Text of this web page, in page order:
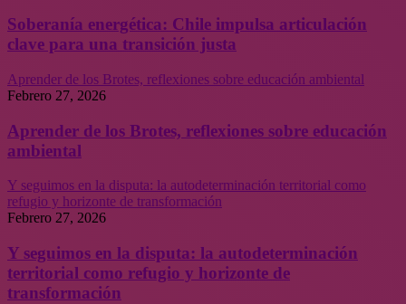
Soberanía energética: Chile impulsa articulación
clave para una transición justa
Aprender de los Brotes, reflexiones sobre educación ambiental
Febrero 27, 2026
Aprender de los Brotes, reflexiones sobre educación
ambiental
Y seguimos en la disputa: la autodeterminación territorial como
refugio y horizonte de transformación
Febrero 27, 2026
Y seguimos en la disputa: la autodeterminación
territorial como refugio y horizonte de
transformación